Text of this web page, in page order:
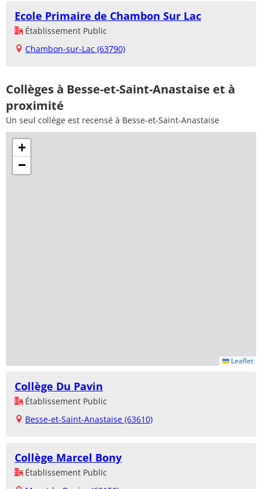
Ecole Primaire de Chambon Sur Lac
Établissement Public
Chambon-sur-Lac (63790)
Collèges à Besse-et-Saint-Anastaise et à
proximité
Un seul collège est recensé à Besse-et-Saint-Anastaise
+
−
Leaflet
Collège Du Pavin
Établissement Public
Besse-et-Saint-Anastaise (63610)
Collège Marcel Bony
Établissement Public